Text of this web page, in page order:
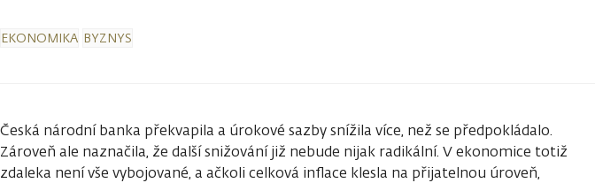
EKONOMIKA BYZNYS
Česká národní banka překvapila a úrokové sazby snížila více, než se předpokládalo.
Zároveň ale naznačila, že další snižování již nebude nijak radikální. V ekonomice totiž
zdaleka není vše vybojované, a ačkoli celková inflace klesla na přijatelnou úroveň,